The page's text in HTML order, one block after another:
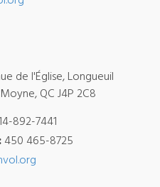
de l'Église, Longueuil
QC J4P 2C8
892-7441
450 465-8725